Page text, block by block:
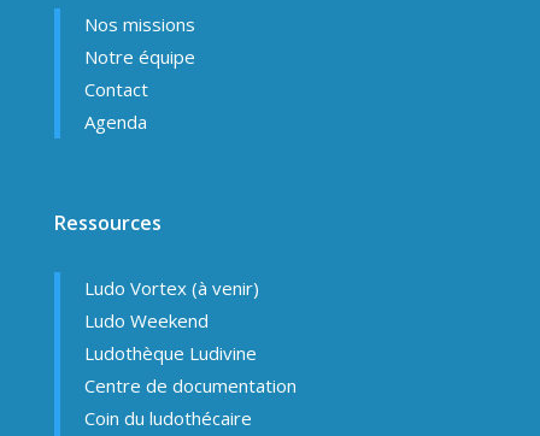
Nos missions
Notre équipe
Contact
Agenda
Ressources
Ludo Vortex (à venir)
Ludo Weekend
Ludothèque Ludivine
Centre de documentation
Coin du ludothécaire